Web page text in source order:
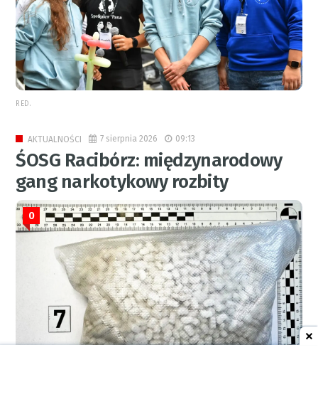
RED.
AKTUALNOŚCI 7 sierpnia 2026 09:13
ŚOSG Racibórz: międzynarodowy
gang narkotykowy rozbity
0